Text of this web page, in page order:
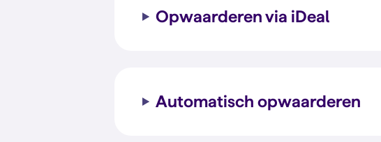
Opwaarderen via iDeal
Automatisch opwaarderen